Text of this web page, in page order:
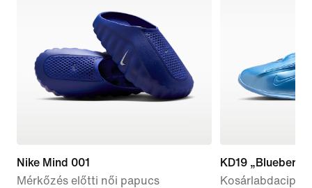
Nike Mind 001
Mérkőzés előtti női papucs
KD19 „Blueberry
Kosárlabdacipő